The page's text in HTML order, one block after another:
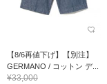
【8/6再値下げ】【別注】
GERMANO / コットン デ...
¥33,000